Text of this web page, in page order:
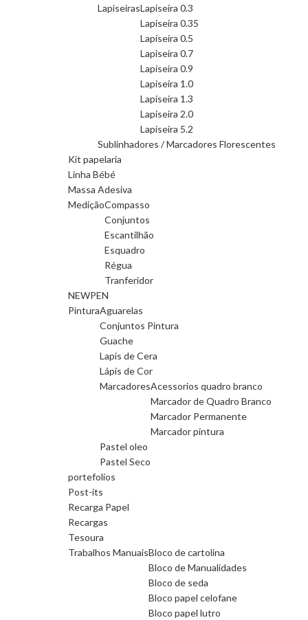
LapiseirasLapiseira 0.3
Lapiseira 0.35
Lapiseira 0.5
Lapiseira 0.7
Lapiseira 0.9
Lapiseira 1.0
Lapiseira 1.3
Lapiseira 2.0
Lapiseira 5.2
Sublinhadores / Marcadores Florescentes
Kit papelaria
Linha Bébé
Massa Adesiva
MediçãoCompasso
Conjuntos
Escantilhão
Esquadro
Régua
Tranferidor
NEWPEN
PinturaAguarelas
Conjuntos Pintura
Guache
Lapis de Cera
Lápis de Cor
MarcadoresAcessorios quadro branco
Marcador de Quadro Branco
Marcador Permanente
Marcador pintura
Pastel oleo
Pastel Seco
portefolios
Post-its
Recarga Papel
Recargas
Tesoura
Trabalhos ManuaisBloco de cartolina
Bloco de Manualidades
Bloco de seda
Bloco papel celofane
Bloco papel lutro